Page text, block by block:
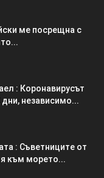
ме посрещна с
: Коронавирусът
независимо...
: Съветниците от
към морето...